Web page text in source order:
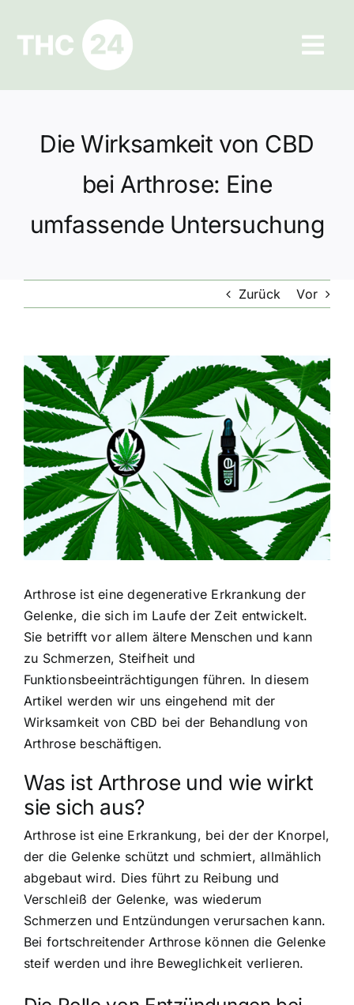
springen
Ratgeber
Hilfe und Kontakt
Datenschutz
Die Wirksamkeit von CBD
bei Arthrose: Eine
umfassende Untersuchung
Zurück Vor
Zeige
grösseres
Bild
Arthrose ist eine degenerative Erkrankung der
Gelenke, die sich im Laufe der Zeit entwickelt.
Sie betrifft vor allem ältere Menschen und kann
zu Schmerzen, Steifheit und
Funktionsbeeinträchtigungen führen. In diesem
Artikel werden wir uns eingehend mit der
Wirksamkeit von CBD bei der Behandlung von
Arthrose beschäftigen.
Was ist Arthrose und wie wirkt
sie sich aus?
Arthrose ist eine Erkrankung, bei der der Knorpel,
der die Gelenke schützt und schmiert, allmählich
abgebaut wird. Dies führt zu Reibung und
Verschleiß der Gelenke, was wiederum
Schmerzen und Entzündungen verursachen kann.
Bei fortschreitender Arthrose können die Gelenke
steif werden und ihre Beweglichkeit verlieren.